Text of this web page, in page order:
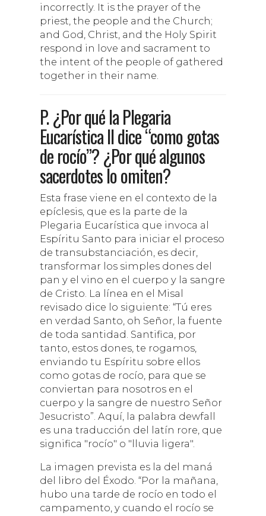
incorrectly. It is the prayer of the
priest, the people and the Church;
and God, Christ, and the Holy Spirit
respond in love and sacrament to
the intent of the people of gathered
together in their name.
P. ¿Por qué la Plegaria
Eucarística II dice “como gotas
de rocío”? ¿Por qué algunos
sacerdotes lo omiten?
Esta frase viene en el contexto de la
epíclesis, que es la parte de la
Plegaria Eucarística que invoca al
Espíritu Santo para iniciar el proceso
de transubstanciación, es decir,
transformar los simples dones del
pan y el vino en el cuerpo y la sangre
de Cristo. La línea en el Misal
revisado dice lo siguiente: “Tú eres
en verdad Santo, oh Señor, la fuente
de toda santidad. Santifica, por
tanto, estos dones, te rogamos,
enviando tu Espíritu sobre ellos
como gotas de rocío, para que se
conviertan para nosotros en el
cuerpo y la sangre de nuestro Señor
Jesucristo”. Aquí, la palabra dewfall
es una traducción del latín rore, que
significa "rocío" o "lluvia ligera".
La imagen prevista es la del maná
del libro del Éxodo. “Por la mañana,
hubo una tarde de rocío en todo el
campamento, y cuando el rocío se